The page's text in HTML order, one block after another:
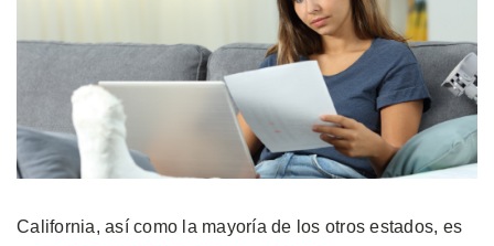
California, así como la mayoría de los otros estados, es